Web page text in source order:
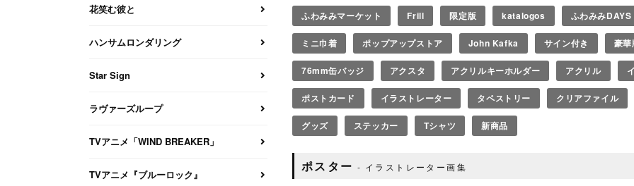
ふわみみマーケット Frill 限定版 katalogos ふわみみDAYS
ミニ巾着 ポップアップストア John Kafka サイン付き 豪華
76mm缶バッジ アクスタ アクリルキーホルダー アクリル
ポストカード イラストレーター タペストリー クリアファイル
グッズ ステッカー Tシャツ 新商品
ポスター イラストレーター画集
花笑む彼と
ハンサムロンダリング
Star Sign
ラヴァーズループ
TVアニメ「WIND BREAKER」
TVアニメ『ブルーロック』